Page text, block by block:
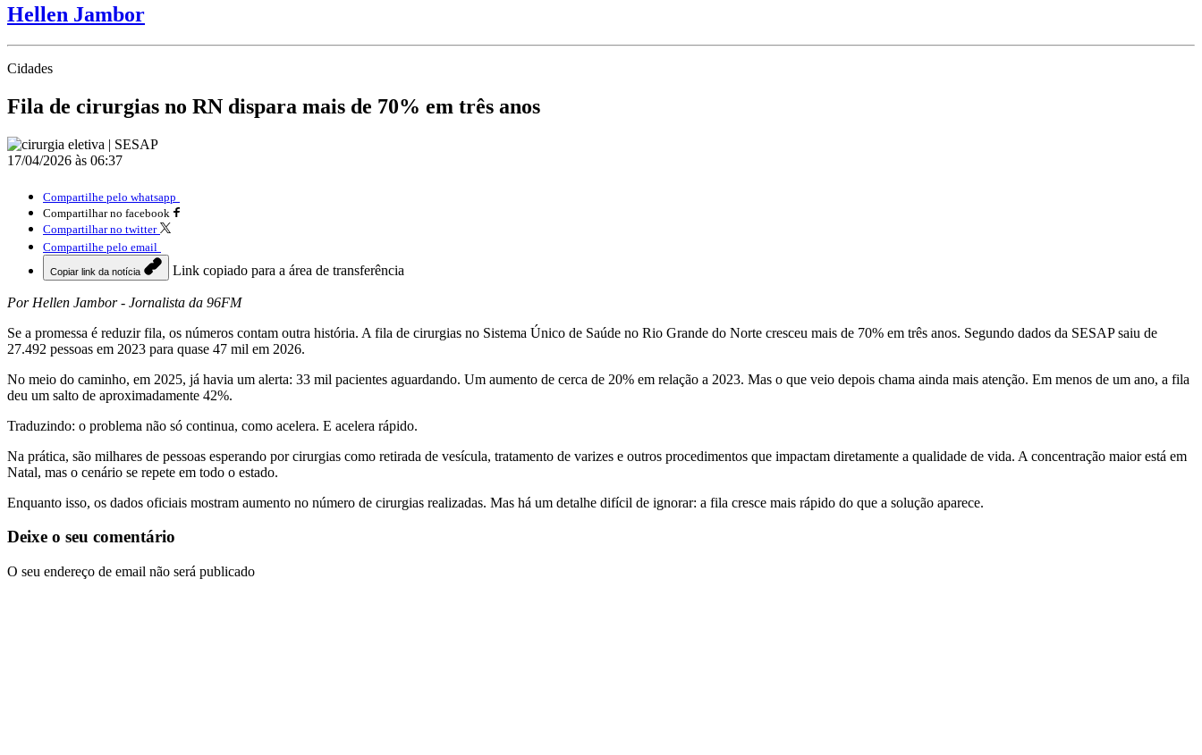
Hellen Jambor
Cidades
Fila de cirurgias no RN dispara mais de 70% em três anos
17/04/2026 às 06:37
Compartilhe pelo whatsapp
Compartilhar no facebook
Compartilhar no twitter
Compartilhe pelo email
Copiar link da notícia Link copiado para a área de transferência
Por Hellen Jambor - Jornalista da 96FM
Se a promessa é reduzir fila, os números contam outra história. A fila de cirurgias no Sistema Único de Saúde no Rio Grande do Norte cresceu mais de 70% em três anos. Segundo dados da SESAP saiu de
27.492 pessoas em 2023 para quase 47 mil em 2026.
No meio do caminho, em 2025, já havia um alerta: 33 mil pacientes aguardando. Um aumento de cerca de 20% em relação a 2023. Mas o que veio depois chama ainda mais atenção. Em menos de um ano, a fila
deu um salto de aproximadamente 42%.
Traduzindo: o problema não só continua, como acelera. E acelera rápido.
Na prática, são milhares de pessoas esperando por cirurgias como retirada de vesícula, tratamento de varizes e outros procedimentos que impactam diretamente a qualidade de vida. A concentração maior está em
Natal, mas o cenário se repete em todo o estado.
Enquanto isso, os dados oficiais mostram aumento no número de cirurgias realizadas. Mas há um detalhe difícil de ignorar: a fila cresce mais rápido do que a solução aparece.
Deixe o seu comentário
O seu endereço de email não será publicado